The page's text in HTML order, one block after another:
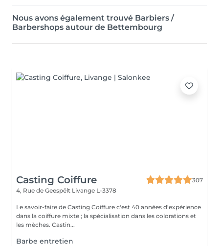
Nous avons également trouvé Barbiers /
Barbershops autour de Bettembourg
Casting Coiffure
307
4, Rue de Geespëlt Livange L-3378
Le savoir-faire de Casting Coiffure c'est 40 années d'expérience
dans la coiffure mixte ; la spécialisation dans les colorations et
les mèches. Castin...
Barbe entretien